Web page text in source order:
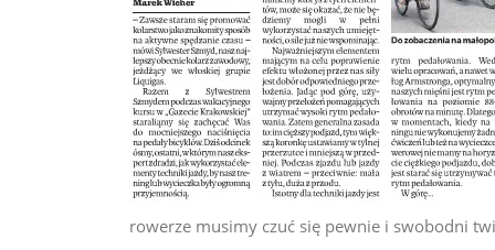
rowerze musimy czuć się pewnie i swobodni